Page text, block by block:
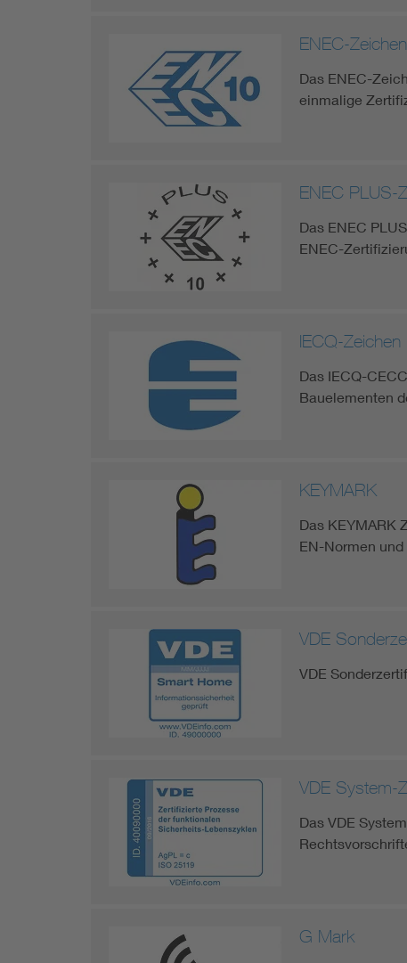
ENEC-
Das ENEC-
einmalige
ENEC PLUS-
Das ENEC
ENEC-
IECQ-Zeichen
Das IECQ-
Bauelementen
KEYMARK
Das KEYMARK
EN-Normen
VDE
VDE
VDE System-
Das VDE
G Mark